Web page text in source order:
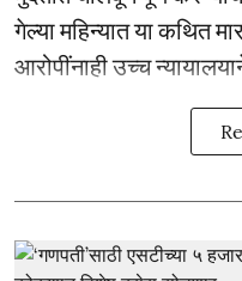
गेल्या महिन्यात या कथित
आरोपींनाही उच्च